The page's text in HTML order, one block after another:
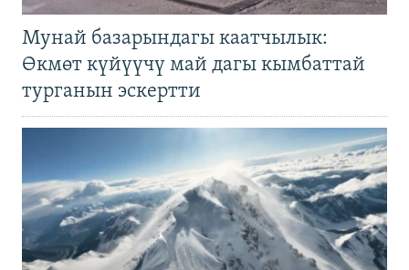
Мунай базарындагы каатчылык:
Өкмөт күйүүчү май дагы кымбаттай
турганын эскертти